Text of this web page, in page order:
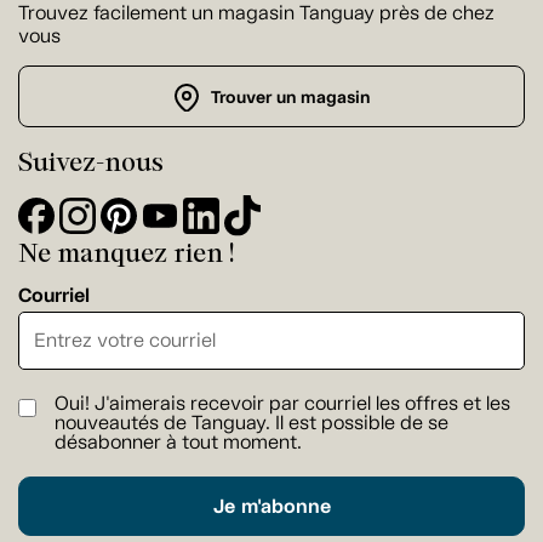
Trouvez facilement un magasin Tanguay près de chez
vous
Trouver un magasin
Suivez-nous
Ne manquez rien !
Courriel
Oui! J'aimerais recevoir par courriel les offres et les
nouveautés de Tanguay. Il est possible de se
désabonner à tout moment.
Je m'abonne